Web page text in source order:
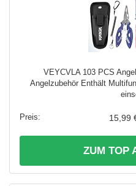
VEYCVLA 103 PCS
Angelzubehör Enthält
15,99
ZUM TOP